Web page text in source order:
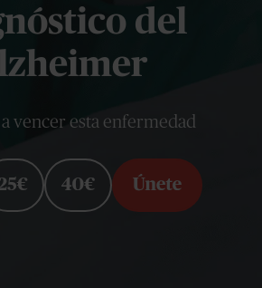
del
vencer esta enfermedad